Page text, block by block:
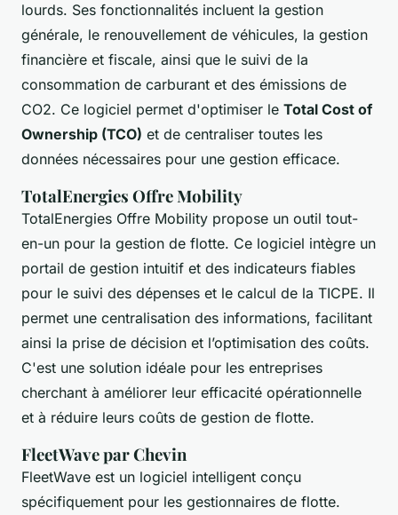
lourds. Ses fonctionnalités incluent la gestion
générale, le renouvellement de véhicules, la gestion
financière et fiscale, ainsi que le suivi de la
consommation de carburant et des émissions de
CO2. Ce logiciel permet d'optimiser le Total Cost of
Ownership (TCO) et de centraliser toutes les
données nécessaires pour une gestion efficace.
TotalEnergies Offre Mobility
TotalEnergies Offre Mobility propose un outil tout-
en-un pour la gestion de flotte. Ce logiciel intègre un
portail de gestion intuitif et des indicateurs fiables
pour le suivi des dépenses et le calcul de la TICPE. Il
permet une centralisation des informations, facilitant
ainsi la prise de décision et l’optimisation des coûts.
C'est une solution idéale pour les entreprises
cherchant à améliorer leur efficacité opérationnelle
et à réduire leurs coûts de gestion de flotte.
FleetWave par Chevin
FleetWave est un logiciel intelligent conçu
spécifiquement pour les gestionnaires de flotte.